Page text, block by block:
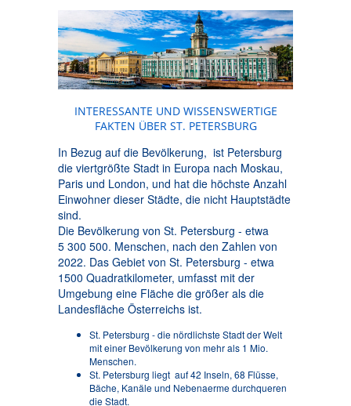
INTERESSANTE UND WISSENSWERTIGE
FAKTEN ÜBER ST. PETERSBURG
In Bezug auf die Bevölkerung, ist Petersburg
die viertgrößte Stadt in Europa nach Moskau,
Paris und London, und hat die höchste Anzahl
Einwohner dieser Städte, die nicht Hauptstädte
sind.
Die Bevölkerung von St. Petersburg - etwa
5 300 500. Menschen, nach den Zahlen von
2022. Das Gebiet von St. Petersburg - etwa
1500 Quadratkilometer, umfasst mit der
Umgebung eine Fläche die größer als die
Landesfläche Österreichs ist.
St. Petersburg - die nördlichste Stadt der Welt
mit einer Bevölkerung von mehr als 1 Mio.
Menschen.
St. Petersburg liegt auf 42 Inseln, 68 Flüsse,
Bäche, Kanäle und Nebenaerme durchqueren
die Stadt.